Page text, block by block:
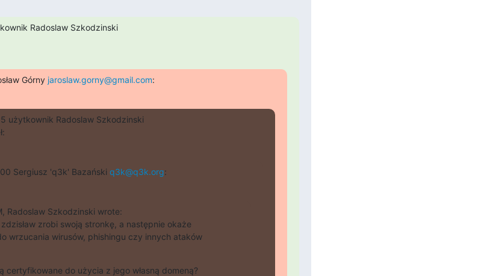
W dniu 21 listopada 2014 07:13 użytkownik Radoslaw Szkodzinski
Górny jaroslaw.gorny@gmail.com:
Sergiusz 'q3k' Bazański q3k@q3k.org:
Radoslaw Szkodzinski wrote:
zrobi swoją stronkę, a następnie okaże
wrzucania wirusów, phishingu czy innych ataków
certyfikowane do użycia z jego własną domeną?